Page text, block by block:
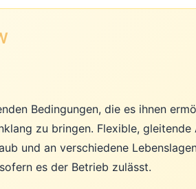
Bedingungen, die es ihnen
zu bringen. Flexible,
und an verschiedene
es der Betrieb zulässt.